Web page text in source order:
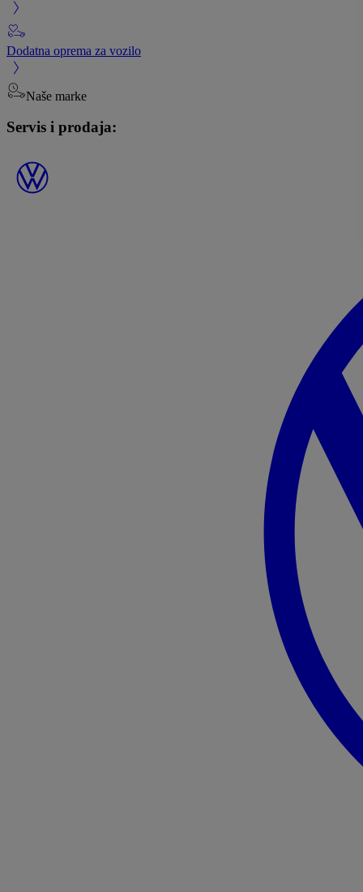
Dodatna oprema za vozilo
Naše marke
Servis i prodaja: